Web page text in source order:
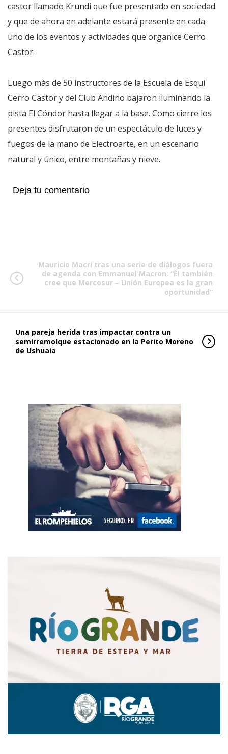
castor llamado Krundi que fue presentado en sociedad
y que de ahora en adelante estará presente en cada
uno de los eventos y actividades que organice Cerro
Castor.
Luego más de 50 instructores de la Escuela de Esquí
Cerro Castor y del Club Andino bajaron iluminando la
pista El Cóndor hasta llegar a la base. Como cierre los
presentes disfrutaron de un espectáculo de luces y
fuegos de la mano de Electroarte, en un escenario
natural y único, entre montañas y nieve.
Deja tu comentario
Mauricio Macri tras una serie de diálogos fuera
de agenda con Emmanuel Macron: “Él también
cree que Mercosur – Unión Europea es la gran
oportunidad”
Una pareja herida tras impactar contra un
semirremolque estacionado en la Perito Moreno
de Ushuaia